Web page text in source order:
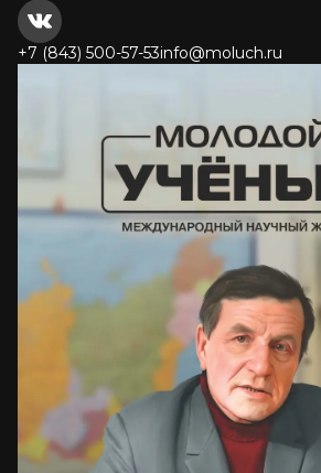
+7 (843) 500-57-53info@moluch.ru